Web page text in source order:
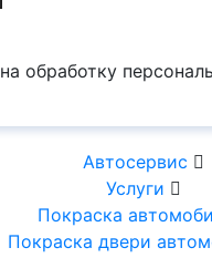
обработку
Автосервис
Услуги
Покраска
Покраска двери